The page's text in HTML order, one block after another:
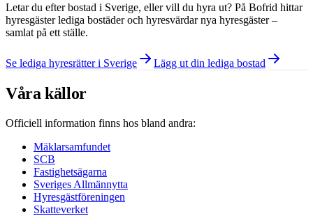
Letar du efter bostad i Sverige, eller vill du hyra ut? På Bofrid hittar
hyresgäster lediga bostäder och hyresvärdar nya hyresgäster –
samlat på ett ställe.
Se lediga hyresrätter i Sverige Lägg ut din lediga bostad
Våra källor
Officiell information finns hos bland andra:
Mäklarsamfundet
SCB
Fastighetsägarna
Sveriges Allmännytta
Hyresgästföreningen
Skatteverket